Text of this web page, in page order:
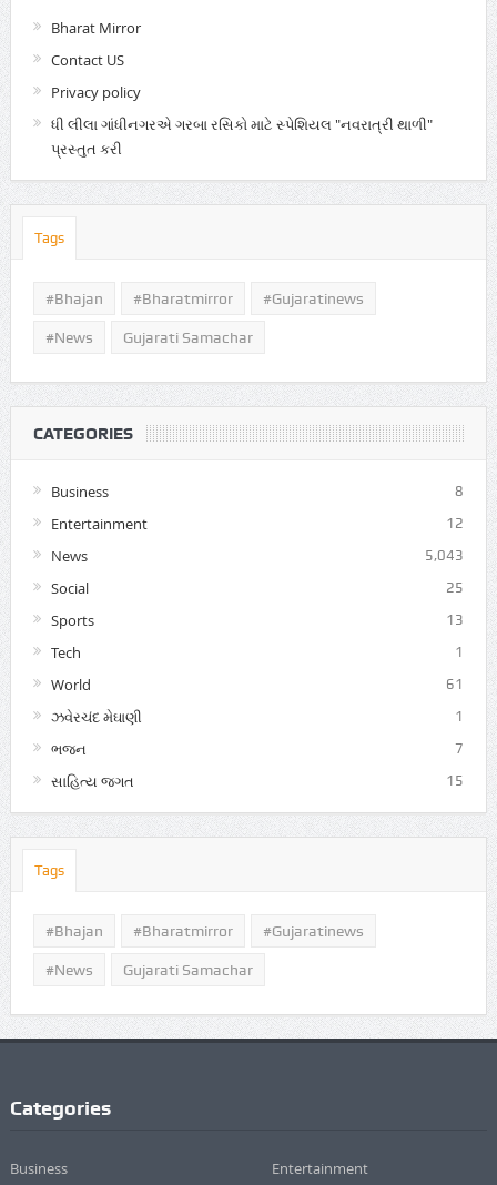
Bharat Mirror
Contact US
Privacy policy
ધી લીલા ગાંધીનગરએ ગરબા રસિકો માટે સ્પેશિયલ "નવરાત્રી થાળી"
પ્રસ્તુત કરી
Tags
#Bhajan #bharatmirror #gujaratinews
#news Gujarati Samachar
CATEGORIES
Business 8
Entertainment 12
News 5,043
Social 25
Sports 13
Tech 1
World 61
ઝવેરચંદ મેઘાણી 1
ભજન 7
સાહિત્ય જગત 15
Tags
#Bhajan #bharatmirror #gujaratinews
#news Gujarati Samachar
Categories
Business Entertainment